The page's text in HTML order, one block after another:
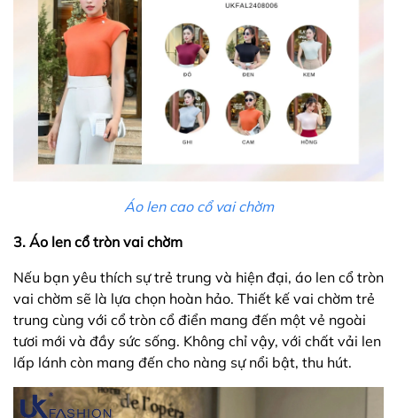
Áo len cao cổ vai chờm
3. Áo len cổ tròn vai chờm
Nếu bạn yêu thích sự trẻ trung và hiện đại, áo len cổ tròn
vai chờm sẽ là lựa chọn hoàn hảo. Thiết kế vai chờm trẻ
trung cùng với cổ tròn cổ điển mang đến một vẻ ngoài
tươi mới và đầy sức sống. Không chỉ vậy, với chất vải len
lấp lánh còn mang đến cho nàng sự nổi bật, thu hút.